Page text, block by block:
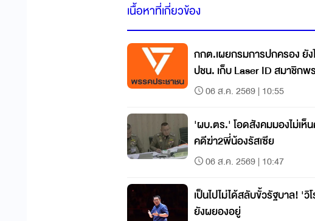
เนื้อหาที่เกี่ยวข้อง
กกต.เผยกรมการปกครอง ยั
ปชน. เก็บ Laser ID สมาชิกพ
06 ส.ค. 2569 | 10:55
'ผบ.ตร.' โอดสังคมมองไม่เห็
คดีฆ่า2พี่น้องรัสเซีย
06 ส.ค. 2569 | 10:47
เป็นไปไม่ได้สลับขั้วรัฐบาล! 'วิ
ยังผยองอยู่